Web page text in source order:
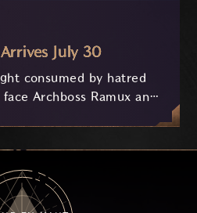
July 30
consumed by hatred
Archboss Ramux and
the Ballista, and the
that awaits.